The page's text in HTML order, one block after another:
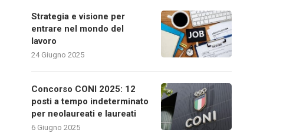
Strategia e visione per
entrare nel mondo del
lavoro
24 Giugno 2025
Concorso CONI 2025: 12
posti a tempo indeterminato
per neolaureati e laureati
6 Giugno 2025